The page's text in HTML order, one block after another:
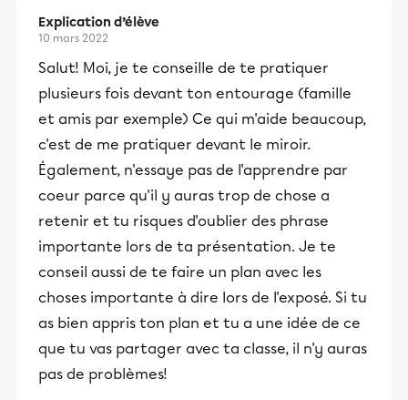
Explication d’élève
10 mars 2022
Salut! Moi, je te conseille de te pratiquer
plusieurs fois devant ton entourage (famille
et amis par exemple) Ce qui m'aide beaucoup,
c'est de me pratiquer devant le miroir.
Également, n'essaye pas de l'apprendre par
coeur parce qu'il y auras trop de chose a
retenir et tu risques d'oublier des phrase
importante lors de ta présentation. Je te
conseil aussi de te faire un plan avec les
choses importante à dire lors de l'exposé. Si tu
as bien appris ton plan et tu a une idée de ce
que tu vas partager avec ta classe, il n'y auras
pas de problèmes!